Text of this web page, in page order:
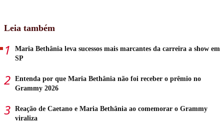
Leia também
Maria Bethânia leva sucessos mais marcantes da carreira a show em
SP
Entenda por que Maria Bethânia não foi receber o prêmio no
Grammy 2026
Reação de Caetano e Maria Bethânia ao comemorar o Grammy
viraliza